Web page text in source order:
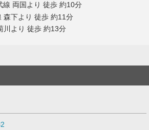
線 両国より 徒歩 約10分
森下より 徒歩 約11分
川より 徒歩 約13分